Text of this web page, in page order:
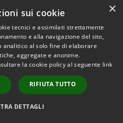
×
sui cookie
tecnici e assimilati strettamente
e alla navigazione del sito,
analitico al solo fine di elaborare
aggregate e anonime.
la cookie policy al seguente link
RIFIUTA TUTTO
DETTAGLI